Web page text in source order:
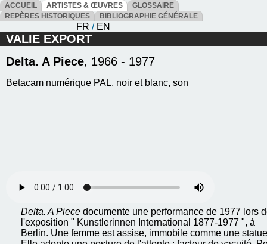
ACCUEIL ARTISTES & ŒUVRES
GLOSSAIRE
REPÈRES HISTORIQUES
BIBLIOGRAPHIE GÉNÉRALE
FR / EN
VALIE EXPORT